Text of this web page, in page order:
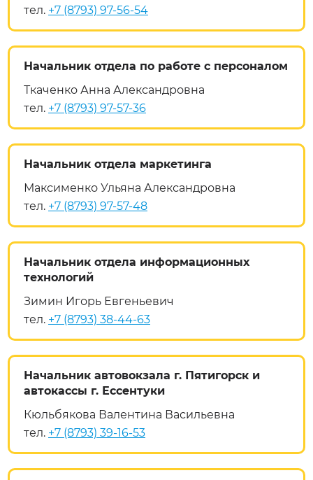
тел. +7 (8793) 97-56-54
Начальник отдела по работе с персоналом
Ткаченко Анна Александровна
тел. +7 (8793) 97-57-36
Начальник отдела маркетинга
Максименко Ульяна Александровна
тел. +7 (8793) 97-57-48
Начальник отдела информационных
технологий
Зимин Игорь Евгеньевич
тел. +7 (8793) 38-44-63
Начальник автовокзала г. Пятигорск и
автокассы г. Ессентуки
Кюльбякова Валентина Васильевна
тел. +7 (8793) 39-16-53